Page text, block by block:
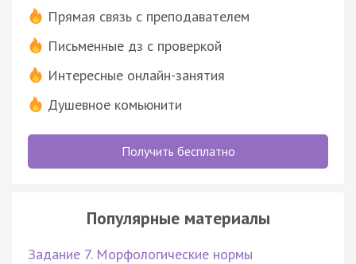
Прямая связь с преподавателем
Письменные дз с проверкой
Интересные онлайн-занятия
Душевное комьюнити
Получить бесплатно
Популярные материалы
Задание 7. Морфологические нормы